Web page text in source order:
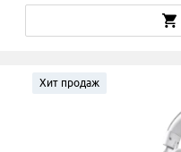
Хит продаж